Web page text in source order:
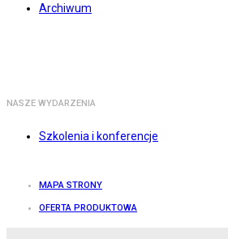
Archiwum
NASZE WYDARZENIA
Szkolenia i konferencje
MAPA STRONY
OFERTA PRODUKTOWA